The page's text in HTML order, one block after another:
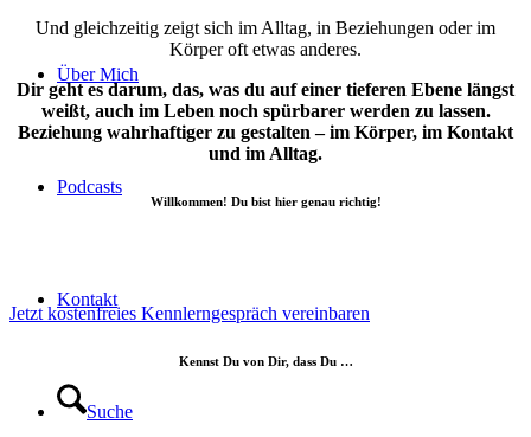
Über Mich
Podcasts
Kontakt
Suche
Und gleichzeitig zeigt sich im Alltag, in Beziehungen oder im
Körper oft etwas anderes.
Dir geht es darum, das, was du auf einer tieferen Ebene längst
weißt, auch im Leben noch spürbarer werden zu lassen.
Beziehung wahrhaftiger zu gestalten – im Körper, im Kontakt
und im Alltag.
Willkommen! Du bist hier genau richtig!
Jetzt kostenfreies Kennlerngespräch vereinbaren
Kennst Du von Dir, dass Du …